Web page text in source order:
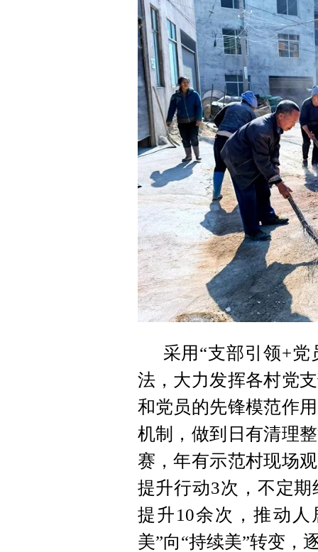
采用“支部引领+
法，大力发挥各村党
和党员的先锋模范作
机制，做到日有清理
赛，年有示范村现场
提升行动3次，不定
提升10余次，推动人
美”向“持续美”转变，